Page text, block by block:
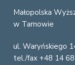
Małopolska
w Tarnowie
ul. Waryńskiego
tel./fax +48 14